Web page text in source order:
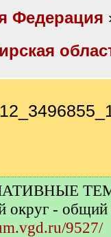
Федерация
округ - общий
9527/